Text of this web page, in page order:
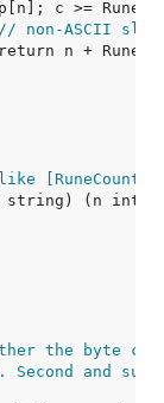
// non-ASCII slow
like
the byte
and